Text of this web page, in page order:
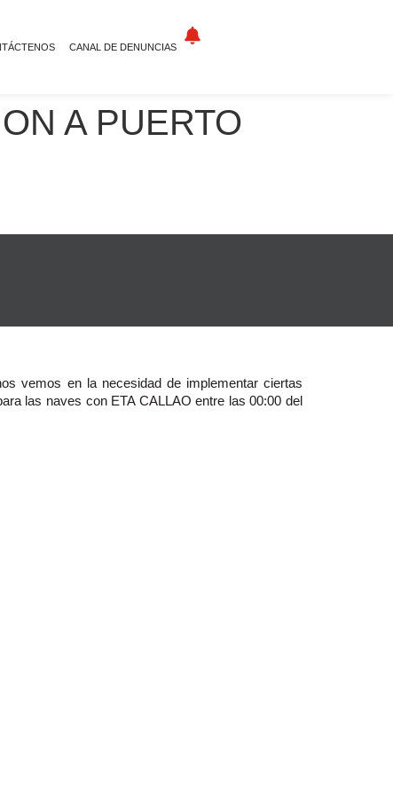
CANAL DE DENUNCIAS
A PUERTO
vemos en la necesidad de implementar ciertas
las naves con ETA CALLAO entre las 00:00 del